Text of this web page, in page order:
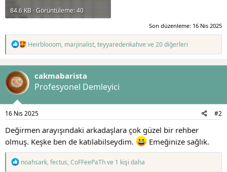
84.6 KB · Görüntüleme: 40
Son düzenleme: 16 Nis 2025
T
e
p
k
i
l
Heirblooom, marjinalist,teyyaredenkahve ve 20 diğerleri
cakmabarista
Profesyonel Demleyici
16 Nis 2025 #2
Değirmen arayışındaki arkadaşlara çok güzel bir rehber
olmuş. Keşke ben de katılabilseydim.
Emeğinize sağlık.
T
noahsark,fectus,CoFFeePaThve 1 kişi daha